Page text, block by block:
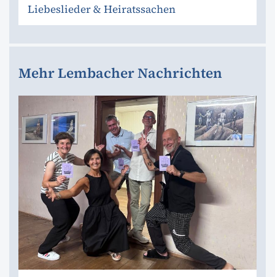
Liebeslieder & Heiratssachen
Mehr Lembacher Nachrichten